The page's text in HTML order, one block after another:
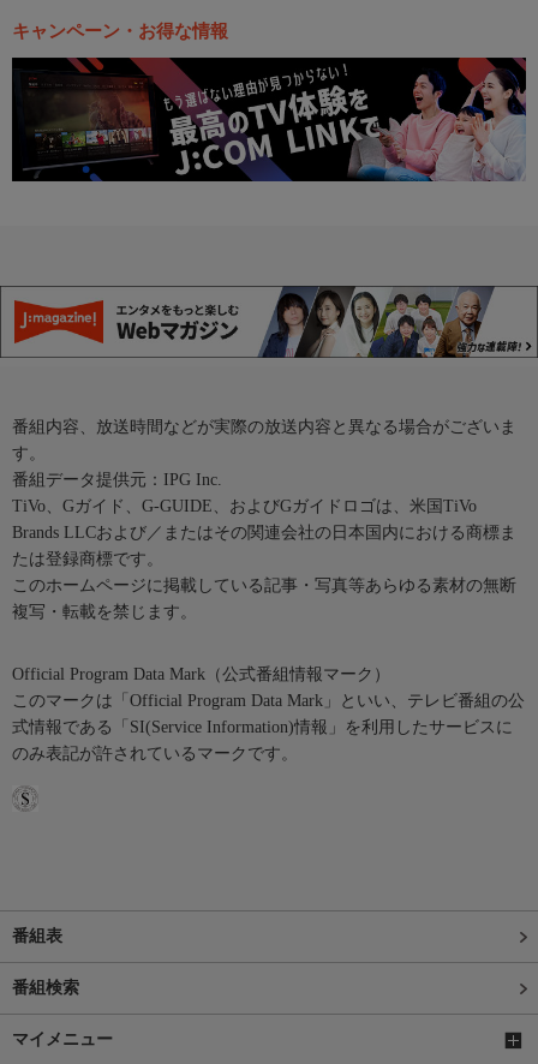
キャンペーン・お得な情報
番組内容、放送時間などが実際の放送内容と異なる場合がございま
す。
番組データ提供元：IPG Inc.
TiVo、Gガイド、G-GUIDE、およびGガイドロゴは、米国TiVo
Brands LLCおよび／またはその関連会社の日本国内における商標ま
たは登録商標です。
このホームページに掲載している記事・写真等あらゆる素材の無断
複写・転載を禁じます。
Official Program Data Mark（公式番組情報マーク）
このマークは「Official Program Data Mark」といい、テレビ番組の公
式情報である「SI(Service Information)情報」を利用したサービスに
のみ表記が許されているマークです。
番組表
番組検索
マイメニュー